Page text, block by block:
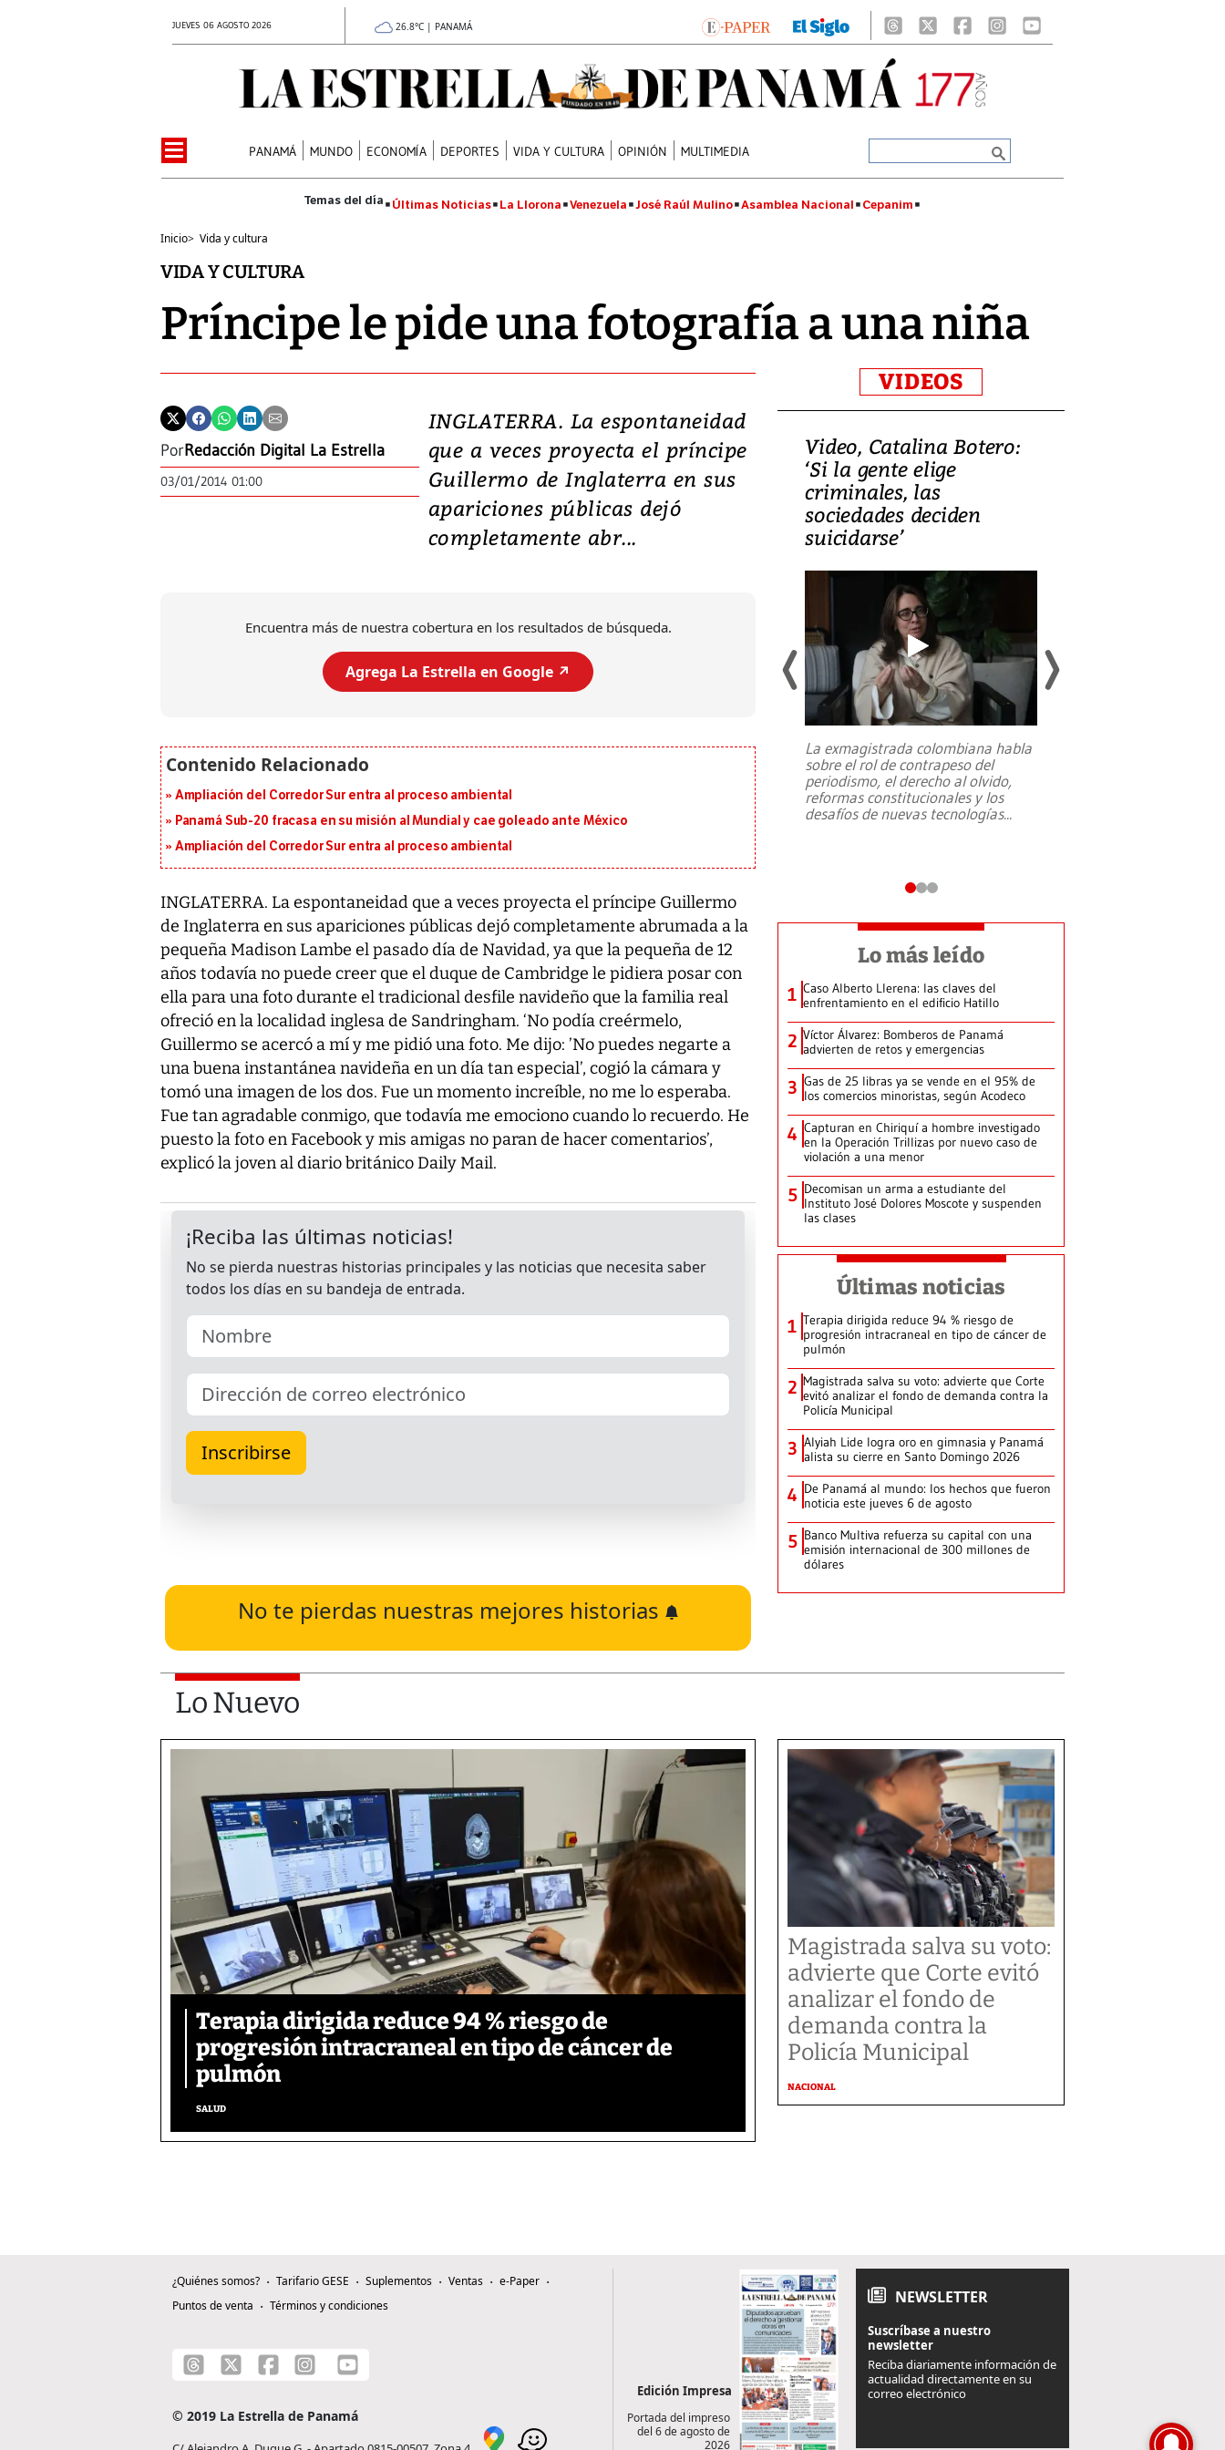
JUEVES 06 AGOSTO 2026 26.8°C | PANAMÁ
PANAMÁ MUNDO ECONOMÍA DEPORTES VIDA Y CULTURA OPINIÓN MULTIMEDIA
Últimas Noticias La Llorona Venezuela José Raúl Mulino Asamblea Nacional Cepanim
Inicio> Vida y cultura
VIDA Y CULTURA
Príncipe le pide una fotografía a una niña
PorRedacción Digital La Estrella
03/01/2014 01:00
INGLATERRA. La espontaneidad
que a veces proyecta el príncipe
Guillermo de Inglaterra en sus
apariciones públicas dejó
completamente abr...
Encuentra más de nuestra cobertura en los resultados de búsqueda.
Agrega La Estrella en Google ↗️
Ampliación del Corredor Sur entra al proceso ambiental
Panamá Sub-20 fracasa en su misión al Mundial y cae goleado ante México
Ampliación del Corredor Sur entra al proceso ambiental
INGLATERRA. La espontaneidad que a veces proyecta el príncipe Guillermo
de Inglaterra en sus apariciones públicas dejó completamente abrumada a la
pequeña Madison Lambe el pasado día de Navidad, ya que la pequeña de 12
años todavía no puede creer que el duque de Cambridge le pidiera posar con
ella para una foto durante el tradicional desfile navideño que la familia real
ofreció en la localidad inglesa de Sandringham. ‘No podía creérmelo,
Guillermo se acercó a mí y me pidió una foto. Me dijo: ’No puedes negarte a
una buena instantánea navideña en un día tan especial’, cogió la cámara y
tomó una imagen de los dos. Fue un momento increíble, no me lo esperaba.
Fue tan agradable conmigo, que todavía me emociono cuando lo recuerdo. He
puesto la foto en Facebook y mis amigas no paran de hacer comentarios’,
explicó la joven al diario británico Daily Mail.
No te pierdas nuestras mejores historias
VIDEOS
Video, Japón: Terremoto
deja heridos y graves
daños en Kumamoto
al sur de Japón, provocando una
Video, Catalina Botero:
‘Si la gente elige
criminales, las
sociedades deciden
suicidarse’
La exmagistrada colombiana habla
sobre el rol de contrapeso del
periodismo, el derecho al olvido,
reformas constitucionales y los
desafíos de nuevas tecnologías...
Lo más leído
1 Caso Alberto Llerena: las claves del
enfrentamiento en el edificio Hatillo
2 Víctor Álvarez: Bomberos de Panamá
advierten de retos y emergencias
3 Gas de 25 libras ya se vende en el 95% de
los comercios minoristas, según Acodeco
4 Capturan en Chiriquí a hombre investigado
en la Operación Trillizas por nuevo caso de
violación a una menor
5 Decomisan un arma a estudiante del
Instituto José Dolores Moscote y suspenden
las clases
Últimas noticias
1 Terapia dirigida reduce 94 % riesgo de
progresión intracraneal en tipo de cáncer de
pulmón
2 Magistrada salva su voto: advierte que Corte
evitó analizar el fondo de demanda contra la
Policía Municipal
3 Alyiah Lide logra oro en gimnasia y Panamá
alista su cierre en Santo Domingo 2026
4 De Panamá al mundo: los hechos que fueron
noticia este jueves 6 de agosto
5 Banco Multiva refuerza su capital con una
emisión internacional de 300 millones de
dólares
Lo Nuevo
Terapia dirigida reduce 94 % riesgo de
progresión intracraneal en tipo de cáncer de
pulmón
SALUD
Magistrada salva su voto:
advierte que Corte evitó
analizar el fondo de
demanda contra la
Policía Municipal
NACIONAL
¿Quiénes somos? Tarifario GESE Suplementos Ventas
e-Paper
Puntos de venta
Términos y condiciones
© 2019 La Estrella de Panamá
Edición Impresa
Portada del impreso
del 6 de agosto de
2026
NEWSLETTER
Suscríbase a nuestro
newsletter
Reciba diariamente información de
actualidad directamente en su
correo electrónico